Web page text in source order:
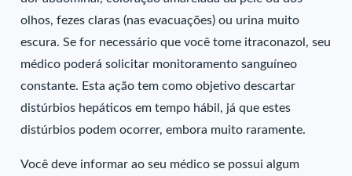
olhos, fezes claras (nas evacuações) ou urina muito
escura. Se for necessário que você tome itraconazol, seu
médico poderá solicitar monitoramento sanguíneo
constante. Esta ação tem como objetivo descartar
distúrbios hepáticos em tempo hábil, já que estes
distúrbios podem ocorrer, embora muito raramente.
Você deve informar ao seu médico se possui algum